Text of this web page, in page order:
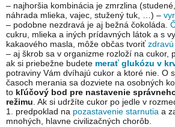
– najhoršia kombinácia je zmrzlina
náhrada mlieka, vajec, stužený tuk, …) –
– podobne nezdravá je aj bežná čokoláda.
cukru, mlieka a iných prídavných látok a s
kakaového masla, môže občas tvoriť
– aj škrob sa v organizme rozloží na cukor,
ak si priebežne budete merať glukózu v
potraviny Vám dvíhajú cukor a ktoré nie. O
časoch merania sa dozviete na osobných
to kľúčový bod pre nastavenie
režimu . Ak si udržíte cukor po jedle v
1. predpoklad na pozastavenie starnutia a
mnohých, hlavne civilizačných chorôb.